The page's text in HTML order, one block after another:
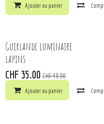
Ajouter à la liste de souhaits
Ajouter au panier
Ajouter à la liste de souhaits
Guirlande luminaire
lapins
CHF 35.00 CHF49.00
Ajouter au panier